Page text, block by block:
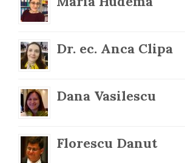
Dr. ec. Anca Clipa
Dana Vasilescu
Florescu Danut